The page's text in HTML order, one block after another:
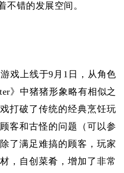
不错的发展空间。
戏上线于9月1日，从角色
》中猪猪形象略有相似之
打破了传统的经典烹饪玩
客和古怪的问题（可以参
了满足难搞的顾客，玩家
，自创菜肴，增加了非常